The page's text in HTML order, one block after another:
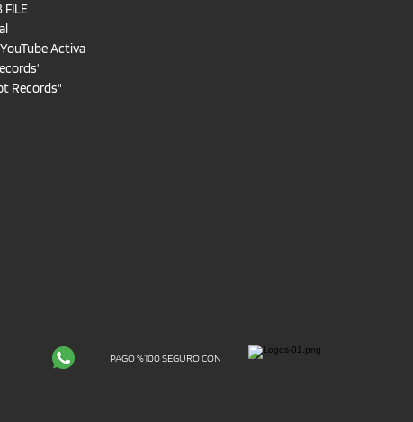
FILE
Activa
Records"
PAGO %100 SEGURO CON